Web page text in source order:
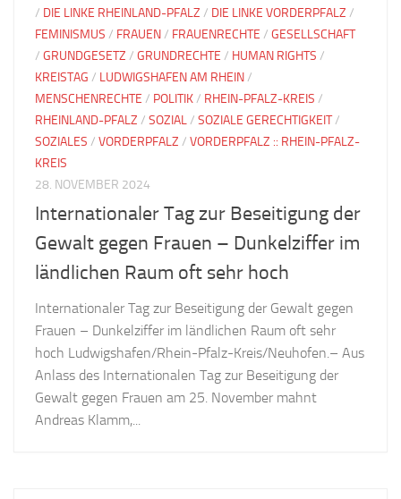
/ DIE LINKE RHEINLAND-PFALZ / DIE LINKE VORDERPFALZ /
FEMINISMUS / FRAUEN/ FRAUENRECHTE / GESELLSCHAFT
/ GRUNDGESETZ / GRUNDRECHTE / HUMAN RIGHTS /
KREISTAG / LUDWIGSHAFEN AM RHEIN/
MENSCHENRECHTE / POLITIK/ RHEIN-PFALZ-KREIS /
RHEINLAND-PFALZ / SOZIAL/ SOZIALE GERECHTIGKEIT/
SOZIALES / VORDERPFALZ / VORDERPFALZ :: RHEIN-PFALZ-
KREIS
28. NOVEMBER 2024
Internationaler Tag zur Beseitigung der
Gewalt gegen Frauen – Dunkelziffer im
ländlichen Raum oft sehr hoch
Internationaler Tag zur Beseitigung der Gewalt gegen
Frauen – Dunkelziffer im ländlichen Raum oft sehr
hoch Ludwigshafen/Rhein-Pfalz-Kreis/Neuhofen.– Aus
Anlass des Internationalen Tag zur Beseitigung der
Gewalt gegen Frauen am 25. November mahnt
Andreas Klamm,...